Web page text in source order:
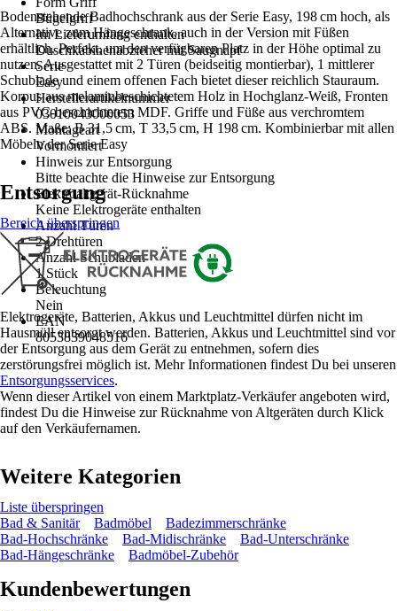
Bügelgriff
Im Lieferumfang enthalten
Duschkabinenabzieher mit Saugnapf
Serie
Easy
Herstellerartikelnummer
03010043000053
Montageart
Vormontiert
Hinweis zur Entsorgung
Bitte beachte die Hinweise zur Entsorgung
Elektroaltgerät-Rücknahme
Keine Elektrogeräte enthalten
Anzahl Türen
2 Drehtüren
Anzahl Schubladen
1 Stück
Beleuchtung
Nein
EAN
8053839048516
Bodenstehende Badhochschrank aus der Serie Easy, 198 cm hoch, als
Alternative zum Hängeschrank, auch in der Version mit Füßen
erhältlich. Perfekt, um den verfügbaren Platz in der Höhe optimal zu
nutzen. Ausgestattet mit 2 Türen (beidseitig montierbar), 1 mittlerer
Schublade und einem offenen Fach bietet dieser reichlich Stauraum.
Korpus aus melaminbeschichtetem Holz in Hochglanz-Weiß, Fronten
aus PVC-beschichtetem MDF. Griffe und Füße aus verchromtem
ABS. Maße: B 31,5 cm, T 33,5 cm, H 198 cm. Kombinierbar mit allen
Möbeln der Serie Easy
Entsorgung
Bereich überspringen
Elektrogeräte, Batterien, Akkus und Leuchtmittel dürfen nicht im
Hausmüll entsorgt werden. Batterien, Akkus und Leuchtmittel sind vor
der Entsorgung aus dem Gerät zu entnehmen, sofern dies
zerstörungsfrei möglich ist. Mehr Informationen findest Du bei unseren
Entsorgungsservices.
Wenn dieser Artikel von einem Marktplatz-Verkäufer angeboten wird,
findest Du die Hinweise zur Rücknahme von Altgeräten durch Klick
auf den Verkäufernamen.
Weitere Kategorien
Liste überspringen
Bad & Sanitär
Badmöbel
Badezimmerschränke
Bad-Hochschränke
Bad-Midischränke
Bad-Unterschränke
Bad-Hängeschränke
Badmöbel-Zubehör
Kundenbewertungen